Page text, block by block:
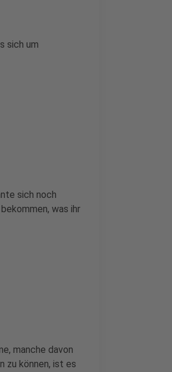
sich um
sich noch
was ihr
manche davon
zu können, ist es